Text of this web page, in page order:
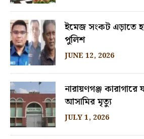
ইমেজ সংকট এড়াতে
পুলিশ
JUNE 12, 2026
নারায়ণগঞ্জ কারাগারে
আসামির মৃত্যু
JULY 1, 2026